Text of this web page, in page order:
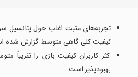
تجربه‌های مثبت اغلب حول پتانسیل
کیفیت کلی گاهی متوسط گزارش شده
اکثر کاربران کیفیت بازی را
بهبودپذیر است.